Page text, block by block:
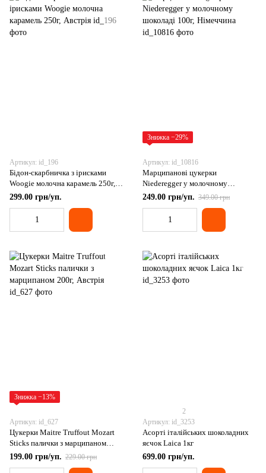
Артикул: id_196
Бідон-скарбничка з ірисками
Woogie молочна карамель 250г,
Австрія
299.00 грн/уп.
Знижка −29%
Артикул: id_10816
Марципанові цукерки
Niederegger у молочному
шоколаді 100г, Німеччина
249.00 грн/уп. 349.00 грн
Знижка −13%
Артикул: id_627
Цукерки Maitre Truffout Mozart
Sticks палички з марципаном
200г, Австрія
199.00 грн/уп. 229.00 грн
2
Артикул: id_3253
Асорті італійських шоколадних
яєчок Laica 1кг
699.00 грн/уп.